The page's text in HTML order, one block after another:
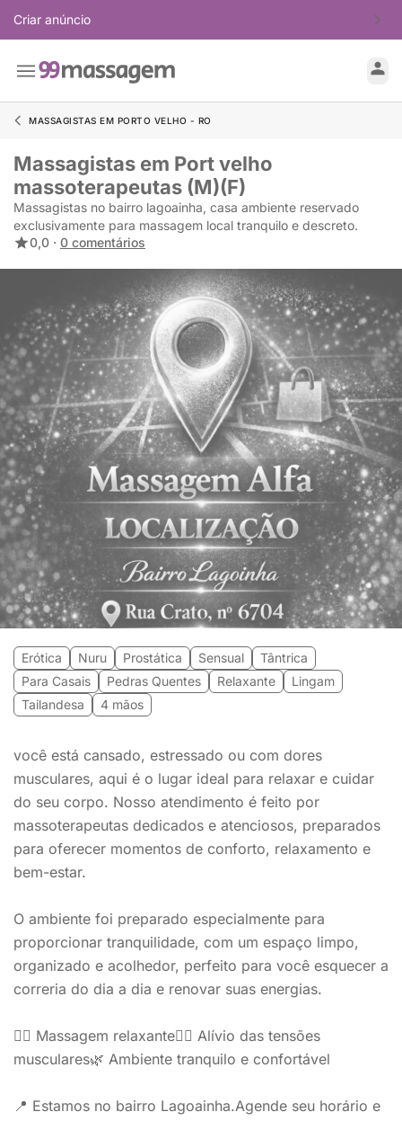
Criar anúncio
MASSAGISTAS EM PORTO VELHO - RO
Massagistas em Port velho
massoterapeutas (M)(F)
Massagistas no bairro lagoainha, casa ambiente reservado
exclusivamente para massagem local tranquilo e descreto.
0,0 · 0 comentários
Erótica Nuru Prostática Sensual
Tântrica
Para Casais
Pedras Quentes Relaxante
Lingam
Tailandesa
4 mãos
você está cansado, estressado ou com dores
musculares, aqui é o lugar ideal para relaxar e cuidar
do seu corpo. Nosso atendimento é feito por
massoterapeutas dedicados e atenciosos, preparados
para oferecer momentos de conforto, relaxamento e
bem-estar.
O ambiente foi preparado especialmente para
proporcionar tranquilidade, com um espaço limpo,
organizado e acolhedor, perfeito para você esquecer a
correria do dia a dia e renovar suas energias.
💆‍♂️ Massagem relaxante💆‍♀️ Alívio das tensões
musculares🌿 Ambiente tranquilo e confortável
📍 Estamos no bairro Lagoainha.Agende seu horário e